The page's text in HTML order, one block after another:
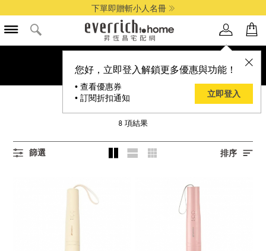
下單即贈斬小人名冊
您好，立即登入解鎖更多優惠與功能！
• 查看優惠券
• 訂閱折扣通知
立即登入
SANSUI
8 項結果
篩選 排序